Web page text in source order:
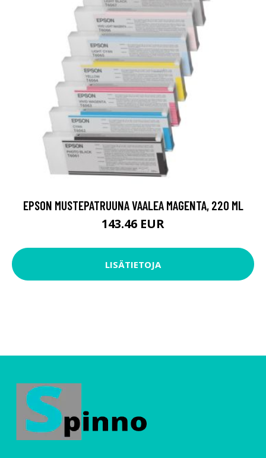
EPSON MUSTEPATRUUNA VAALEA MAGENTA, 220 ML
143.46 EUR
LISÄTIETOJA